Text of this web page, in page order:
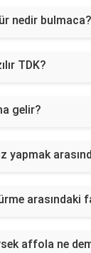
nedir bulmaca?
TDK?
gelir?
yapmak
arasındaki
affola ne